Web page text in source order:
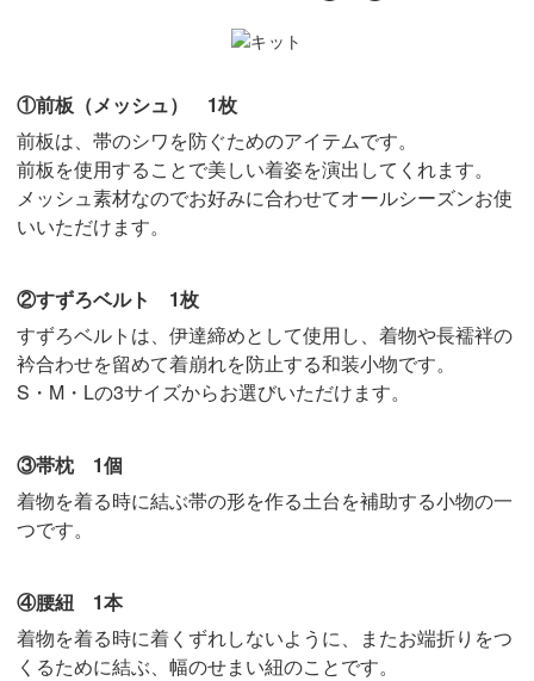
①前板（メッシュ） 1枚
前板は、帯のシワを防ぐためのアイテムです。
前板を使用することで美しい着姿を演出してくれます。
メッシュ素材なのでお好みに合わせてオールシーズンお使
いいただけます。
②すずろベルト 1枚
すずろベルトは、伊達締めとして使用し、着物や長襦袢の
衿合わせを留めて着崩れを防止する和装小物です。
S・M・Lの3サイズからお選びいただけます。
③帯枕 1個
着物を着る時に結ぶ帯の形を作る土台を補助する小物の一
つです。
④腰紐 1本
着物を着る時に着くずれしないように、またお端折りをつ
くるために結ぶ、幅のせまい紐のことです。